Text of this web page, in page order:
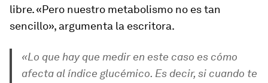
libre. «Pero nuestro metabolismo no es tan
sencillo», argumenta la escritora.
«Lo que hay que medir en este caso es cómo
afecta al índice glucémico. Es decir, si cuando te